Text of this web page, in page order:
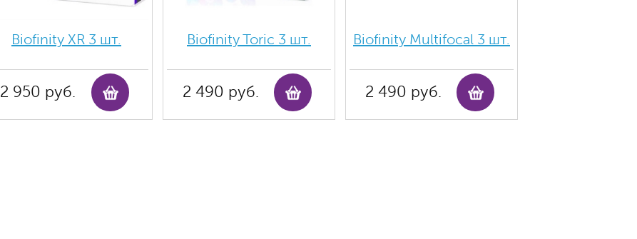
Biofinity ХR 3 шт.
2 950 руб.
Biofinity Toric 3 шт.
2 490 руб.
Biofinity Multifocal 3 шт.
2 490 руб.